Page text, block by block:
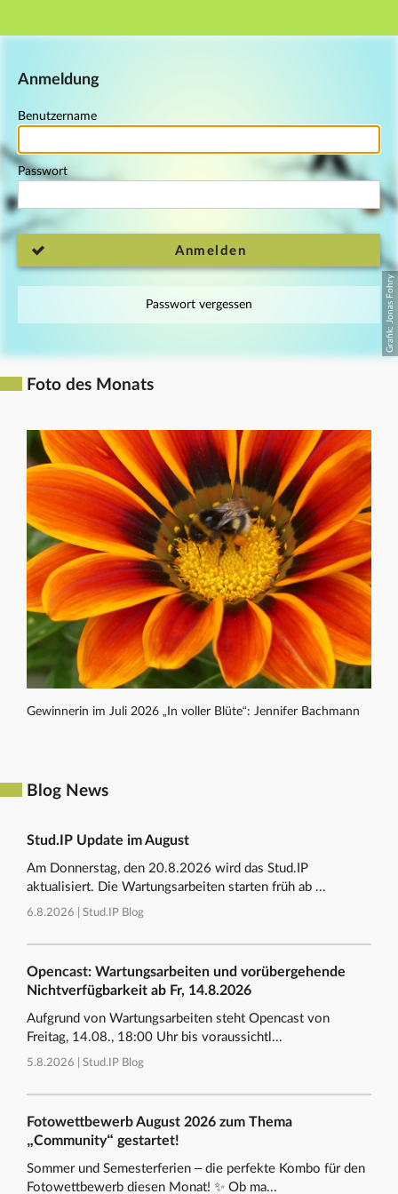
Hauptnavigation
Anmeldung
Benutzername
Passwort
Anmelden
Passwort vergessen
Foto des Monats
Gewinnerin im Juli 2026 „In voller Blüte“: Jennifer Bachmann
Blog News
Stud.IP Update im August
Am Donnerstag, den 20.8.2026 wird das Stud.IP
aktualisiert. Die Wartungsarbeiten starten früh ab ...
6.8.2026 | Stud.IP Blog
Opencast: Wartungsarbeiten und vorübergehende
Nichtverfügbarkeit ab Fr, 14.8.2026
Aufgrund von Wartungsarbeiten steht Opencast von
Freitag, 14.08., 18:00 Uhr bis voraussichtl...
5.8.2026 | Stud.IP Blog
Fotowettbewerb August 2026 zum Thema
„Community“ gestartet!
Sommer und Semesterferien – die perfekte Kombo für den
Fotowettbewerb diesen Monat! ✨ Ob ma...